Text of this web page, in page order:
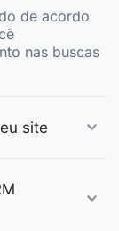
de acordo
nas buscas
site